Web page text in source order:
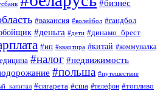
#бизнес
#вакансия #волейбол #гандбол
#деньга #дети #динамо_брест
#ип #квартира #китай #коммуналка
#налог #недвижимость
#польша #путешествие
#сигарета #сша #телефон #топливо